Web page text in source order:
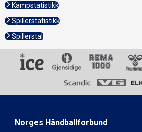
Kampstatistikk
Spillerstatistikk
Spillerstall
Norges Håndballforbund